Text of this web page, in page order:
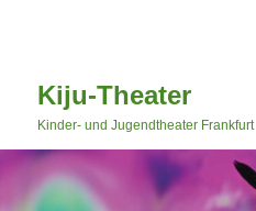
Kiju-Theater
Kinder- und Jugendtheater Frankfurt